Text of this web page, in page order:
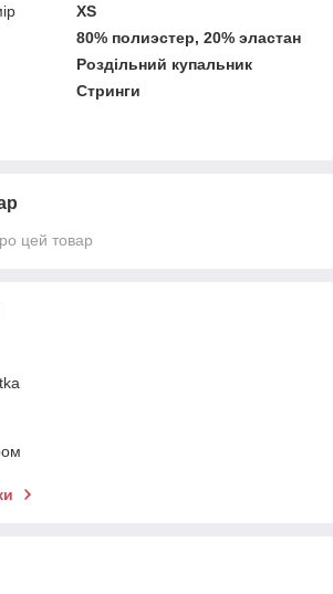
XS
80% полиэстер, 20% эластан
Роздільний купальник
Стринги
цей товар